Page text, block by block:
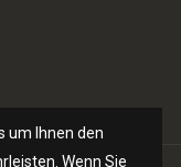
um Ihnen den
Wenn Sie